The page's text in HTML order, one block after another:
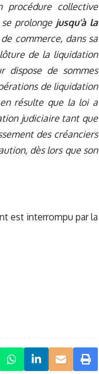
collective
prolonge jusqu’à la
commerce, dans sa
de la liquidation
dispose de sommes
de liquidation
en résulte que la loi a
judiciaire tant que
des créanciers
dès lors que son
est interrompu par la